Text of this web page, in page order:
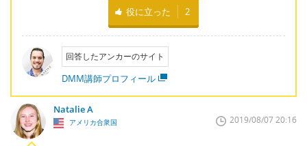
役に立った 2
回答したアンカーのサイト
DMM講師プロフィール
Natalie A
アメリカ合衆国 2019/08/07 20:16